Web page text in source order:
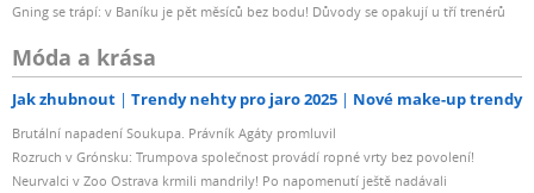
Gning se trápí: v Baníku je pět měsíců bez bodu! Důvody se opakují u tří trenérů
Móda a krása
Jak zhubnout Trendy nehty pro jaro 2025 Nové make-up trendy
Brutální napadení Soukupa. Právník Agáty promluvil
Rozruch v Grónsku: Trumpova společnost provádí ropné vrty bez povolení!
Neurvalci v Zoo Ostrava krmili mandrily! Po napomenutí ještě nadávali